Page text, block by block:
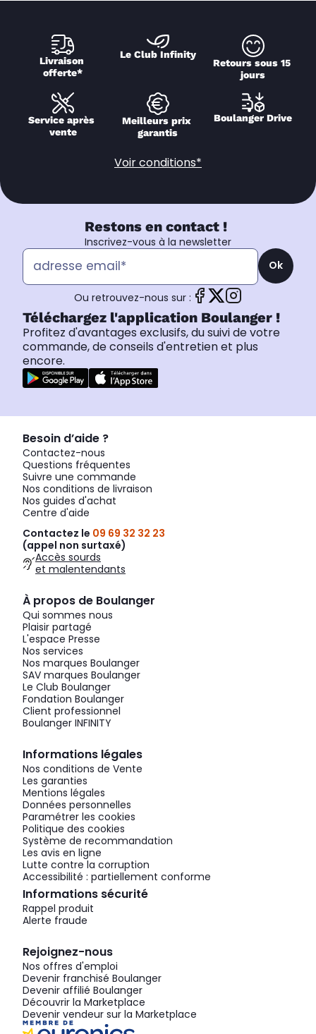
Livraison
offerte*
Le Club Infinity
Retours sous 15
jours
Service après
vente
Meilleurs prix
garantis
Boulanger Drive
Voir conditions*
Restons en contact !
Inscrivez-vous à la newsletter
Ok
Ou retrouvez-nous sur :
Téléchargez l'application Boulanger !
Profitez d'avantages exclusifs, du suivi de votre
commande, de conseils d'entretien et plus
encore.
Besoin d’aide ?
Contactez-nous
Questions fréquentes
Suivre une commande
Nos conditions de livraison
Nos guides d'achat
Centre d'aide
Contactez le 09 69 32 32 23
(appel non surtaxé)
Accès sourds
et malentendants
À propos de Boulanger
Qui sommes nous
Plaisir partagé
L'espace Presse
Nos services
Nos marques Boulanger
SAV marques Boulanger
Le Club Boulanger
Fondation Boulanger
Client professionnel
Boulanger INFINITY
Informations légales
Nos conditions de Vente
Les garanties
Mentions légales
Données personnelles
Paramétrer les cookies
Politique des cookies
Système de recommandation
Les avis en ligne
Lutte contre la corruption
Accessibilité : partiellement conforme
Informations sécurité
Rappel produit
Alerte fraude
Rejoignez-nous
Nos offres d'emploi
Devenir franchisé Boulanger
Devenir affilié Boulanger
Découvrir la Marketplace
Devenir vendeur sur la Marketplace